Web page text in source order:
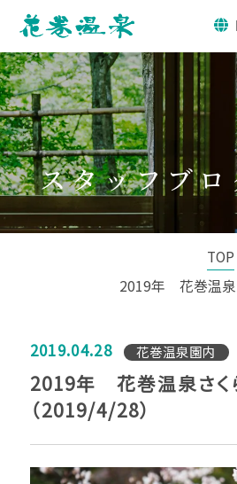
スタッフブ
TOP
2019年 花巻温泉
2019.04.28 花巻温泉園内
2019年 花巻温泉さく
（2019/4/28）